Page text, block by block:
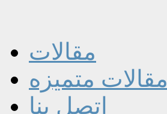
مقالات
مقالات متميزه
اتصل بنا